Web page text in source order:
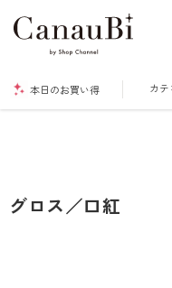
本日のお買い得 カテ
グロス／口紅